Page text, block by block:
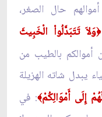
حال الصغر،
﴿وَلاَ تَتَبَدَّلُواْ الْخَبِيثَ
أموالكم بالطيب من
يبدل شاته الهزيلة
إِلَى أَمْوَالِكُمْ﴾: في